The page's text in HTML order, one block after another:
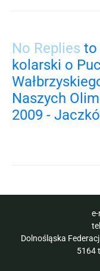
No Replies to
kolarski o
Naszych
2009 -
Dolnośląska
5164